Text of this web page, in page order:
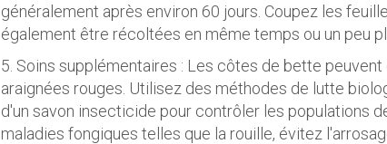
généralement après environ 60 jours. Coupez les
également être récoltées en même temps ou un peu
5. Soins supplémentaires : Les côtes de bette
araignées rouges. Utilisez des méthodes de lutte
d'un savon insecticide pour contrôler les populations
maladies fongiques telles que la rouille, évitez